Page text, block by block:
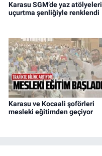
Karasu SGM’de yaz atölyeleri
uçurtma şenliğiyle renklendi
Karasu ve Kocaali şoförleri
mesleki eğitimden geçiyor